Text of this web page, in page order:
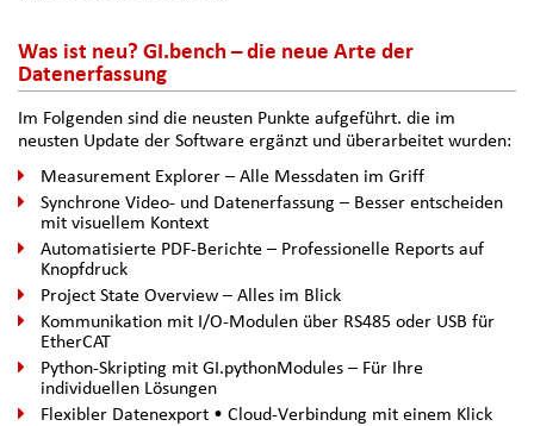
Was ist neu? GI.bench – die neue Arte der
Datenerfassung
Im Folgenden sind die neusten Punkte aufgeführt. die im
neusten Update der Software ergänzt und überarbeitet wurden:
Measurement Explorer – Alle Messdaten im Griff
Synchrone Video- und Datenerfassung – Besser entscheiden
mit visuellem Kontext
Automatisierte PDF-Berichte – Professionelle Reports auf
Knopfdruck
Project State Overview – Alles im Blick
Kommunikation mit I/O-Modulen über RS485 oder USB für
EtherCAT
Python-Skripting mit GI.pythonModules – Für Ihre
individuellen Lösungen
Flexibler Datenexport • Cloud-Verbindung mit einem Klick